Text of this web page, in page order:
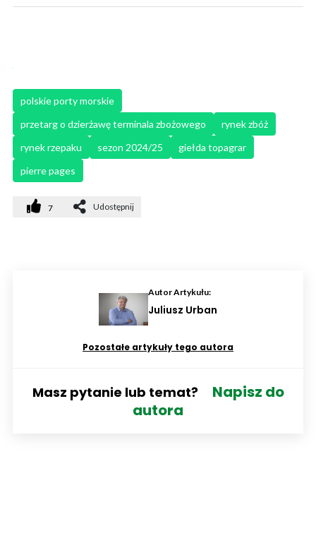
polskie porty morskie
przetarg o dzierżawę terminala zbożowego
rynek zbóż
rynek rzepaku
sezon 2024/25
giełda topagrar
pierre pages
7 Udostępnij
Autor Artykułu:
Juliusz Urban
Pozostałe artykuły tego autora
Masz pytanie lub temat?
Napisz do
autora